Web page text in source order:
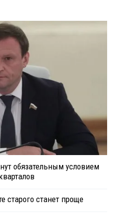
обязательным условием
старого станет проще